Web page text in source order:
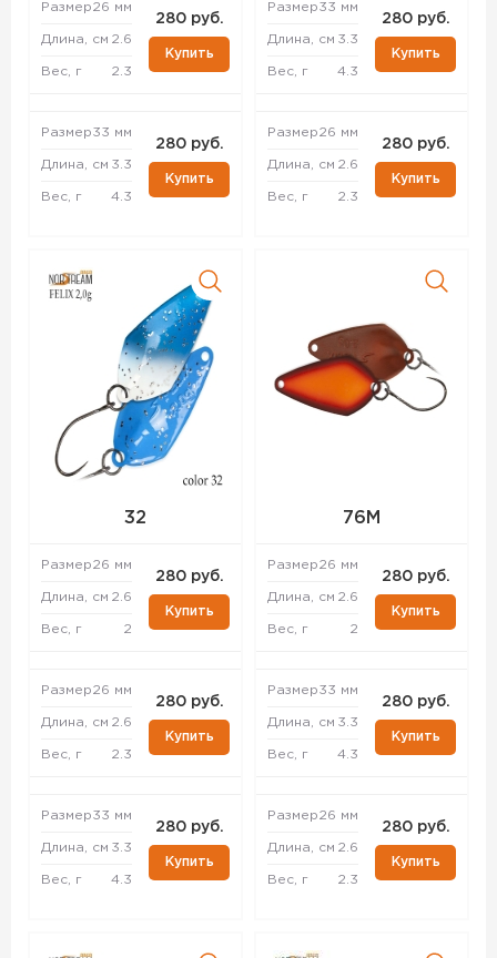
Размер26 мм
Длина, см 2.6
Вес, г 2.3
280 руб.
Купить
Размер33 мм
Длина, см 3.3
Вес, г 4.3
280 руб.
Купить
Размер33 мм
Длина, см 3.3
Вес, г 4.3
280 руб.
Купить
Размер26 мм
Длина, см 2.6
Вес, г 2.3
280 руб.
Купить
32
Размер26 мм
Длина, см 2.6
Вес, г 2
280 руб.
Купить
Размер26 мм
Длина, см 2.6
Вес, г 2.3
280 руб.
Купить
Размер33 мм
Длина, см 3.3
Вес, г 4.3
280 руб.
Купить
76M
Размер26 мм
Длина, см 2.6
Вес, г 2
280 руб.
Купить
Размер33 мм
Длина, см 3.3
Вес, г 4.3
280 руб.
Купить
Размер26 мм
Длина, см 2.6
Вес, г 2.3
280 руб.
Купить